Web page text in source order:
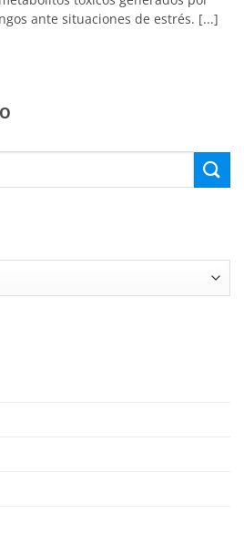
ante situaciones de estrés. [...]